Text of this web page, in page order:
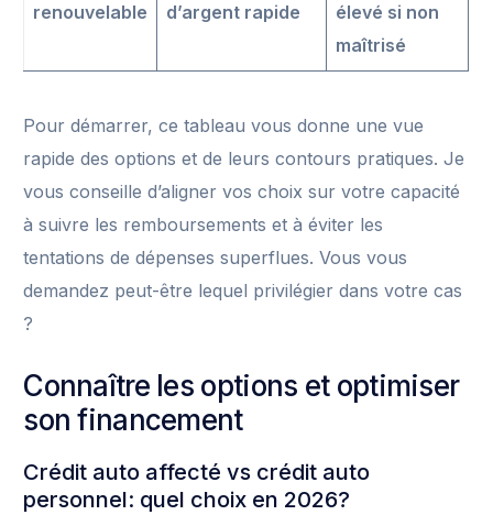
renouvelable
d’argent rapide
élevé si non
maîtrisé
Pour démarrer, ce tableau vous donne une vue
rapide des options et de leurs contours pratiques. Je
vous conseille d’aligner vos choix sur votre capacité
à suivre les remboursements et à éviter les
tentations de dépenses superflues. Vous vous
demandez peut-être lequel privilégier dans votre cas
?
Connaître les options et optimiser
son financement
Crédit auto affecté vs crédit auto
personnel: quel choix en 2026?